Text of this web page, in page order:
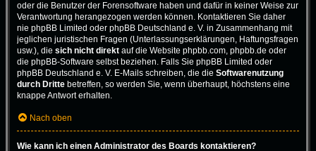
oder die Benutzer der Forensoftware haben und dafür in keiner Weise zur
Verantwortung herangezogen werden können. Kontaktieren Sie daher
nie phpBB Limited oder phpBB Deutschland e. V. in Zusammenhang mit
jeglichen juristischen Fragen (Unterlassungserklärungen, Haftungsfragen
usw.), die sich nicht direkt auf die Website phpbb.com, phpbb.de oder
die phpBB-Software selbst beziehen. Falls Sie phpBB Limited oder
phpBB Deutschland e. V. E-Mails schreiben, die die Softwarenutzung
durch Dritte betreffen, so werden Sie, wenn überhaupt, höchstens eine
knappe Antwort erhalten.
Nach oben
Wie kann ich einen Administrator des Boards kontaktieren?